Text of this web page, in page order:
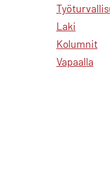
Laki
Kolumnit
Vapaalla